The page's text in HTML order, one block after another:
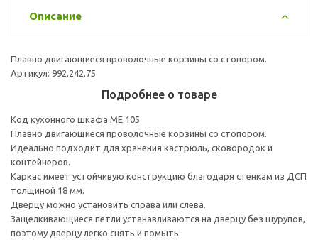
Описание
Плавно двигающиеся проволочные корзины со стопором.
Артикул: 992.242.75
Подробнее о товаре
Код кухонного шкафа ME 105
Плавно двигающиеся проволочные корзины со стопором.
Идеально подходит для хранения кастрюль, сковородок и
контейнеров.
Каркас имеет устойчивую конструкцию благодаря стенкам из ДСП
толщиной 18 мм.
Дверцу можно установить справа или слева.
Защелкивающиеся петли устанавливаются на дверцу без шурупов,
поэтому дверцу легко снять и помыть.